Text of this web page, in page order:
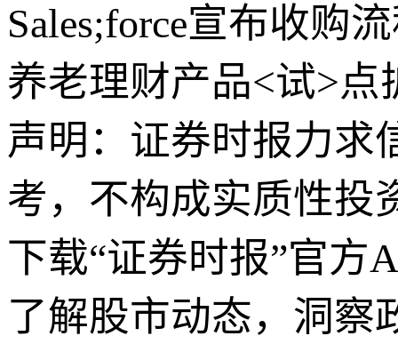
Sales;force宣布收购
养老理财产品<试>
声明：证券时报力求
考，不构成实质性投
下载“证券时报”官方
了解股市动态，洞察